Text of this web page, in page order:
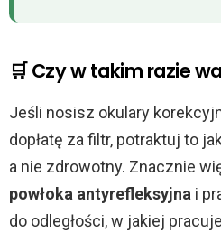
🛒 Czy w takim razie
Jeśli nosisz okulary
dopłatę za filtr, potraktuj to
a nie zdrowotny. Znacznie
powłoka antyrefleksyjna i
do odległości, w jakiej